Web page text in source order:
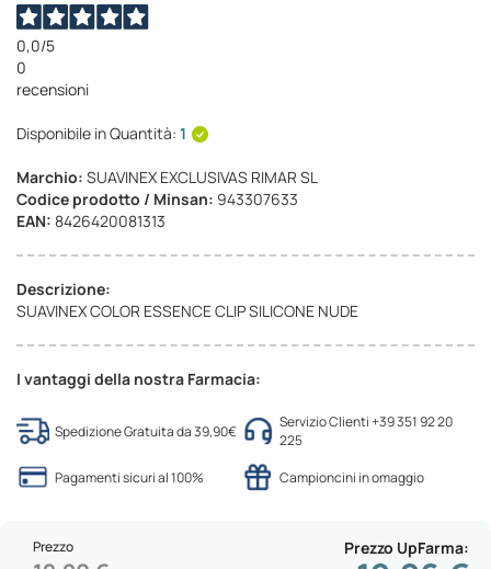
0,0/5
0
recensioni
Disponibile in Quantità: 1
Marchio: SUAVINEX EXCLUSIVAS RIMAR SL
Codice prodotto / Minsan: 943307633
EAN: 8426420081313
Descrizione:
SUAVINEX COLOR ESSENCE CLIP SILICONE NUDE
I vantaggi della nostra Farmacia:
Spedizione Gratuita da 39,90€
Servizio Clienti +39 351 92 20
225
Pagamenti sicuri al 100%
Campioncini in omaggio
Prezzo UpFarma
Prezzo
immagini